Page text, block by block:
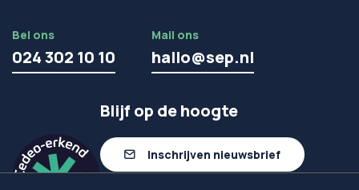
Bel ons
024 302 10 10
Mail ons
hallo@sep.nl
Blijf op de hoogte
Inschrijven nieuwsbrief